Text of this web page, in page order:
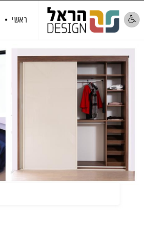
ראשי